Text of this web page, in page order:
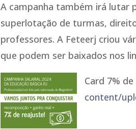
A campanha também irá lutar
superlotação de turmas,
professores. A Feteerj criou
que podem ser baixados nos
Card 7%
content/